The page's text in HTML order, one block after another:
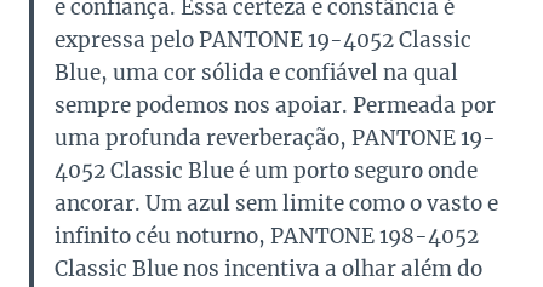
e confiança. Essa certeza e constância é
expressa pelo PANTONE 19-4052 Classic
Blue, uma cor sólida e confiável na qual
sempre podemos nos apoiar. Permeada por
uma profunda reverberação, PANTONE 19-
4052 Classic Blue é um porto seguro onde
ancorar. Um azul sem limite como o vasto e
infinito céu noturno, PANTONE 198-4052
Classic Blue nos incentiva a olhar além do